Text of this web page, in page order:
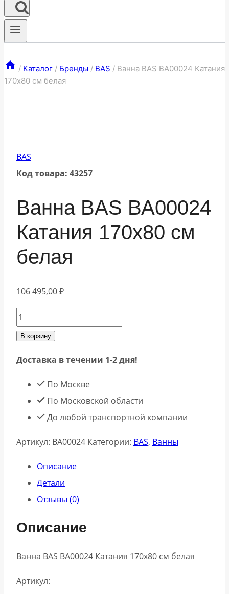
/ Каталог / Бренды / BAS / Ванна BAS ВА00024 Катания
170х80 см белая
BAS
Код товара: 43257
Ванна BAS ВА00024
Катания 170х80 см
белая
106 495,00₽
Количество
товара
BAS
ВА00024
Катания
170х80
белая
В корзину
Доставка в течении 1-2 дня!
По Москве
По Московской области
До любой транспортной компании
Артикул: ВА00024 Категории: BAS, Ванны
Описание
Детали
Отзывы (0)
Описание
Ванна BAS ВА00024 Катания 170х80 см белая
Артикул: